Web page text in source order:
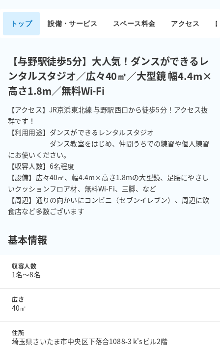
トップ 設備・サービス スペース料金 アクセス
【与野駅徒歩5分】大人気！ダンスができるレ
ンタルスタジオ／広々40㎡／大型鏡 幅4.4m×
高さ1.8m／無料Wi-Fi
【アクセス】JR京浜東北線 与野駅西口から徒歩5分！アクセス抜
群です！
【利用用途】ダンスができるレンタルスタジオ
ダンス教室をはじめ、仲間うちでの練習や個人練習
にお使いください。
【収容人数】6名程度
【設備】広々40㎡、幅4.4m×高さ1.8mの大型鏡、足腰にやさし
いクッションフロア材、無料Wi-Fi、三脚、など
【周辺】通りの向かいにコンビニ（セブンイレブン）、周辺に飲
食店など多数ございます
基本情報
収容人数
1名〜8名
広さ
40㎡
住所
埼玉県さいたま市中央区下落合1088-3 k'sビル2階